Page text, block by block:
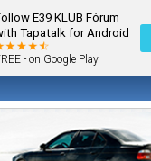
E39 KLUB Fórum
Tapatalk for Android
- on Google Play